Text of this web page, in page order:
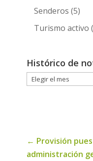
Senderos (5)
Turismo activo
Histórico de
Histórico
← Provisión
administración